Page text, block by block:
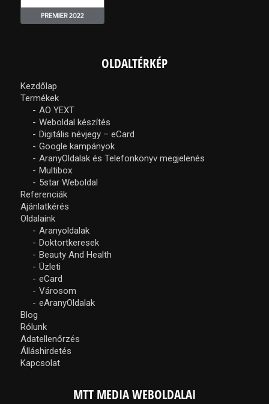
OLDALTÉRKÉP
Kezdőlap
Termékek
AO YEXT
Weboldal készítés
Digitális névjegy – eCard
Google kampányok
AranyOldalak és Telefonkönyv megjelenés
Multibox
5star Weboldal
Referenciák
Ajánlatkérés
Oldalaink
Aranyoldalak
Doktortkeresek
Beauty And Health
Üzleti
eCard
Városom
eAranyOldalak
Blog
Rólunk
Adatellenőrzés
Álláshirdetés
Kapcsolat
MTT MEDIA WEBOLDALAI